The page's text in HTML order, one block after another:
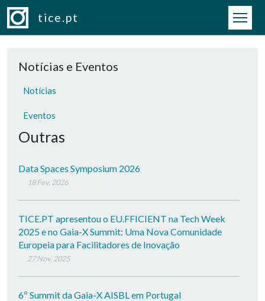
Passar para o conteúdo principal
tice.pt
Notícias e Eventos
Notícias
Eventos
Outras
Data Spaces Symposium 2026
18 Fev, 2026
TICE.PT apresentou o EU.FFICIENT na Tech Week
2025 e no Gaia-X Summit: Uma Nova Comunidade
Europeia para Facilitadores de Inovação
27 Nov, 2025
6º Summit da Gaia-X AISBL em Portugal